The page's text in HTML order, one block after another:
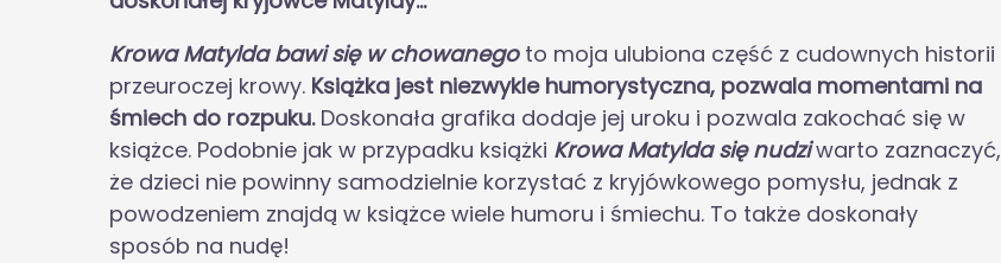
Krowa Matylda bawi się w chowanegoto moja ulubiona część z cudownych historii
przeuroczej krowy. Książka jest niezwykle humorystyczna, pozwala momentami na
śmiech do rozpuku.Doskonała grafika dodaje jej uroku i pozwala zakochać się w
książce. Podobnie jak w przypadku książki Krowa Matylda się nudziwarto zaznaczyć,
że dzieci nie powinny samodzielnie korzystać z kryjówkowego pomysłu, jednak z
powodzeniem znajdą w książce wiele humoru i śmiechu. To także doskonały
sposób na nudę!